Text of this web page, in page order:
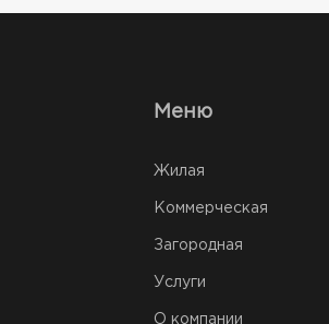
Меню
Жилая
Коммерческая
Загородная
Услуги
О компании